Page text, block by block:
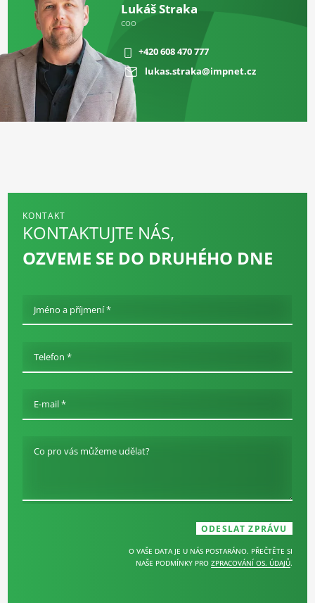
Lukáš Straka
COO
+420 608 470 777
lukas.straka@impnet.cz
KONTAKT
KONTAKTUJTE NÁS,
OZVEME SE DO DRUHÉHO DNE
Jméno a příjmení *
Telefon *
E-mail *
Co pro vás můžeme udělat?
O VAŠE DATA JE U NÁS POSTARÁNO. PŘEČTĚTE SI
NAŠE PODMÍNKY PRO ZPRACOVÁNÍ OS. ÚDAJŮ.